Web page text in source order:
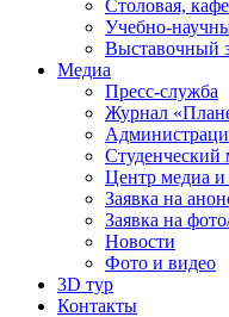
Столовая, кафе
Учебно-
Выставочный
Медиа
Пресс-служба
Журнал
Центр медиа
Заявка на
Заявка на
Новости
Фото и видео
3D тур
Контакты